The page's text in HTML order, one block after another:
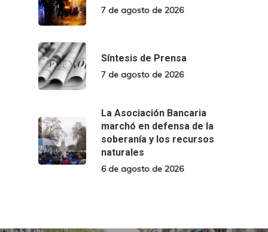
7 de agosto de 2026
Síntesis de Prensa
7 de agosto de 2026
La Asociación Bancaria
marchó en defensa de la
soberanía y los recursos
naturales
6 de agosto de 2026